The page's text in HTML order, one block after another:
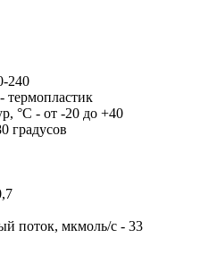
240
термопластик
°С - от -20 до +40
градусов
поток, мкмоль/c - 33